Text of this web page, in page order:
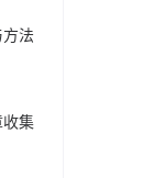
法
集